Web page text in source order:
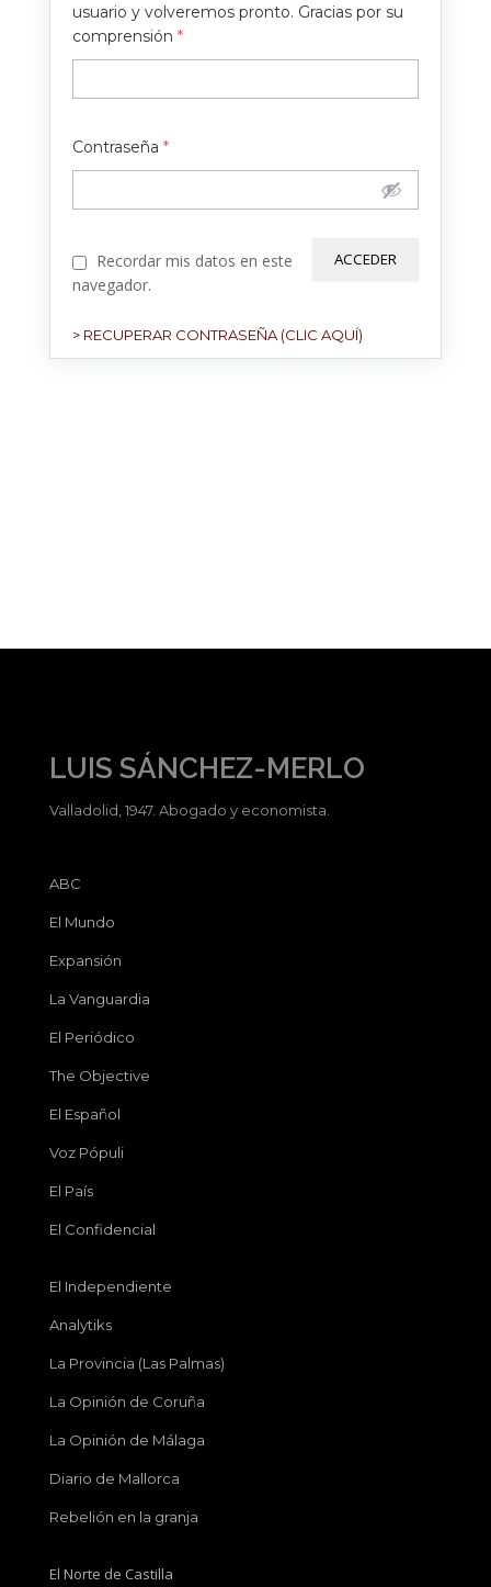
usuario y volveremos pronto. Gracias por su
comprensión *
Contraseña *
Recordar mis datos en este
navegador.
> RECUPERAR CONTRASEÑA (CLIC AQUÍ)
LUIS SÁNCHEZ-MERLO
Valladolid, 1947. Abogado y economista.
ABC
El Mundo
Expansión
La Vanguardia
El Periódico
The Objective
El Español
Voz Pópuli
El País
El Confidencial
El Independiente
Analytiks
La Provincia (Las Palmas)
La Opinión de Coruña
La Opinión de Málaga
Diario de Mallorca
Rebelión en la granja
El Norte de Castilla